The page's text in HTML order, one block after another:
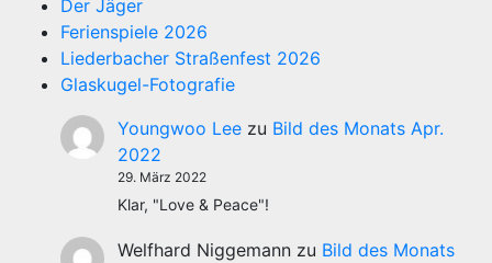
Der Jäger
Ferienspiele 2026
Liederbacher Straßenfest 2026
Glaskugel-Fotografie
Youngwoo Lee zu Bild des Monats Apr.
2022
29. März 2022
Klar, "Love & Peace"!
Welfhard Niggemann zu Bild des Monats